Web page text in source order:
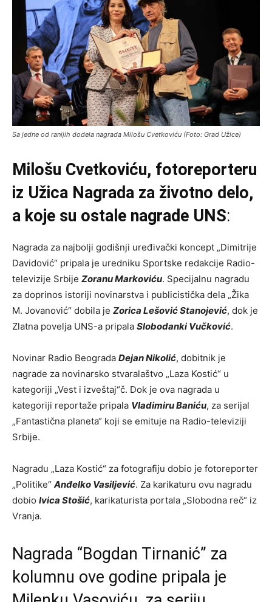
Sa jedne od ranijih dodela nagrada Milošu Cvetkoviću (Foto: Grad Užice)
Milošu Cvetkoviću, fotoreporteru
iz Užica Nagrada za životno delo,
a koje su ostale nagrade UNS:
Nagrada za najbolji godišnji uređivački koncept „Dimitrije
Davidović“ pripala je uredniku Sportske redakcije Radio-
televizije Srbije Zoranu Markoviću. Specijalnu nagradu
za doprinos istoriji novinarstva i publicistička dela „Žika
M. Jovanović“ dobila je Zorica Lešović Stanojević, dok je
Zlatna povelja UNS-a pripala Slobodanki Vučković.
Novinar Radio Beograda Dejan Nikolić, dobitnik je
nagrade za novinarsko stvaralaštvo „Laza Kostić“ u
kategoriji „Vest i izveštaj“č. Dok je ova nagrada u
kategoriji reportaže pripala Vladimiru Baniću, za serijal
„Fantastična planeta“ koji se emituje na Radio-televiziji
Srbije.
Nagradu „Laza Kostić“ za fotografiju dobio je fotoreporter
„Politike“ Anđelko Vasiljević. Za karikaturu ovu nagradu
dobio Ivica Stošić, karikaturista portala „Slobodna reč“ iz
Vranja.
Nagrada “Bogdan Tirnanić” za
kolumnu ove godine pripala je